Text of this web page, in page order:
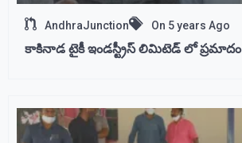
AndhraJunction On 5 years Ago
కాకినాడ టైకీ ఇండస్ట్రీస్ లిమిటెడ్ లో ప్రమాదం